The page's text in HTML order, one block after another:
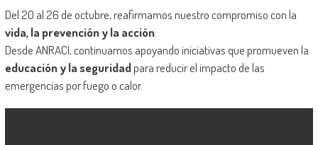
Del 20 al 26 de octubre, reafirmamos nuestro compromiso con la
vida, la prevención y la acción.
Desde ANRACI, continuamos apoyando iniciativas que promueven la
educación y la seguridadpara reducir el impacto de las
emergencias por fuego o calor.